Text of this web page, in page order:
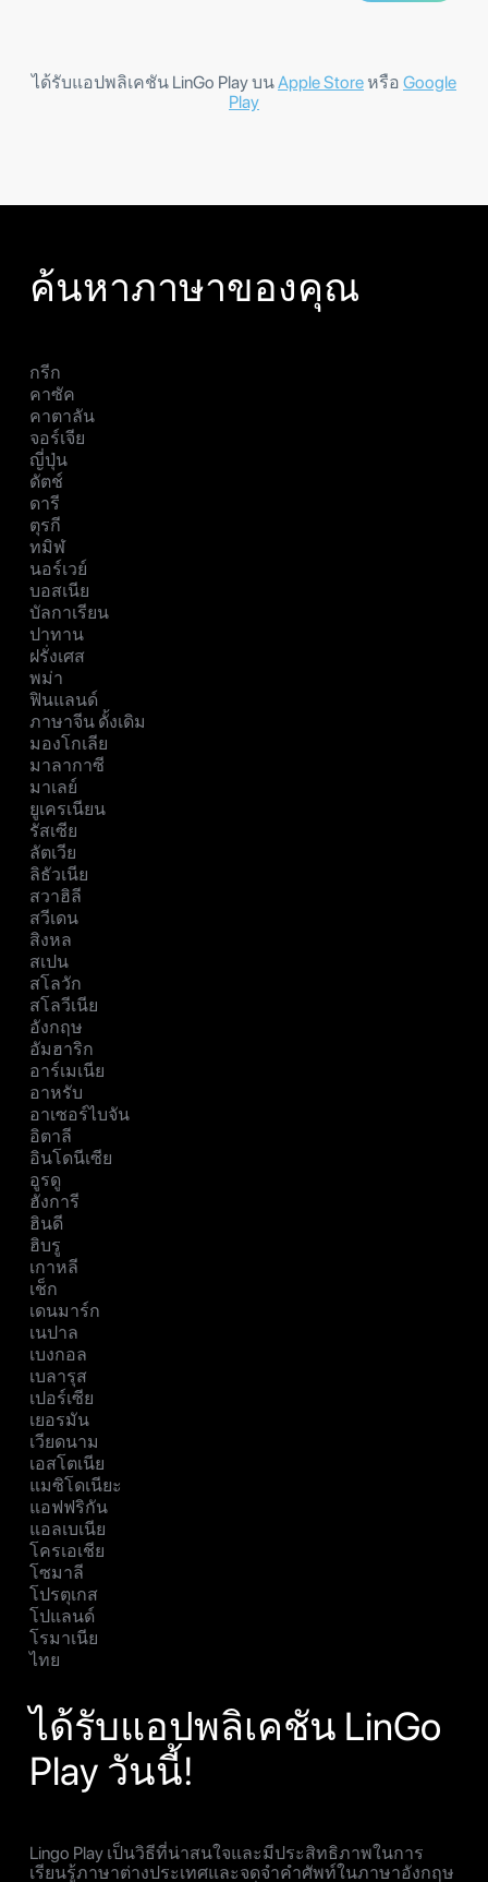
ได้รับแอปพลิเคชัน LinGo Play บนApple Store หรือ Google
Play
ค้นหาภาษาของคุณ
กรีก
คาซัค
คาตาลัน
จอร์เจีย
ญี่ปุ่น
ดัตช์
ดารี
ตุรกี
ทมิฬ
นอร์เวย์
บอสเนีย
บัลกาเรียน
ปาทาน
ฝรั่งเศส
พม่า
ฟินแลนด์
ภาษาจีน ดั้งเดิม
มองโกเลีย
มาลากาซี
มาเลย์
ยูเครเนียน
รัสเซีย
ลัตเวีย
ลิธัวเนีย
สวาฮิลี
สวีเดน
สิงหล
สเปน
สโลวัก
สโลวีเนีย
อังกฤษ
อัมฮาริก
อาร์เมเนีย
อาหรับ
อาเซอร์ไบจัน
อิตาลี
อินโดนีเซีย
อูรดู
ฮังการี
ฮินดี
ฮิบรู
เกาหลี
เช็ก
เดนมาร์ก
เนปาล
เบงกอล
เบลารุส
เปอร์เซีย
เยอรมัน
เวียดนาม
เอสโตเนีย
แมซิโดเนียะ
แอฟฟริกัน
แอลเบเนีย
โครเอเชีย
โซมาลี
โปรตุเกส
โปแลนด์
โรมาเนีย
ไทย
ได้รับแอปพลิเคชัน LinGo
Play วันนี้!
Lingo Play เป็นวิธีที่น่าสนใจและมีประสิทธิภาพในการ
เรียนรู้ภาษาต่างประเทศและจดจำคำศัพท์ในภาษาอังกฤษ